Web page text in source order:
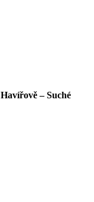
– Suché